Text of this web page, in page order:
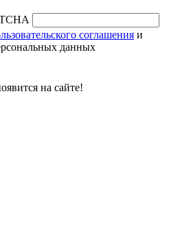
соглашения и
данных
на сайте!